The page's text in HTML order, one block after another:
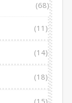
(68)
(11)
(14)
(18)